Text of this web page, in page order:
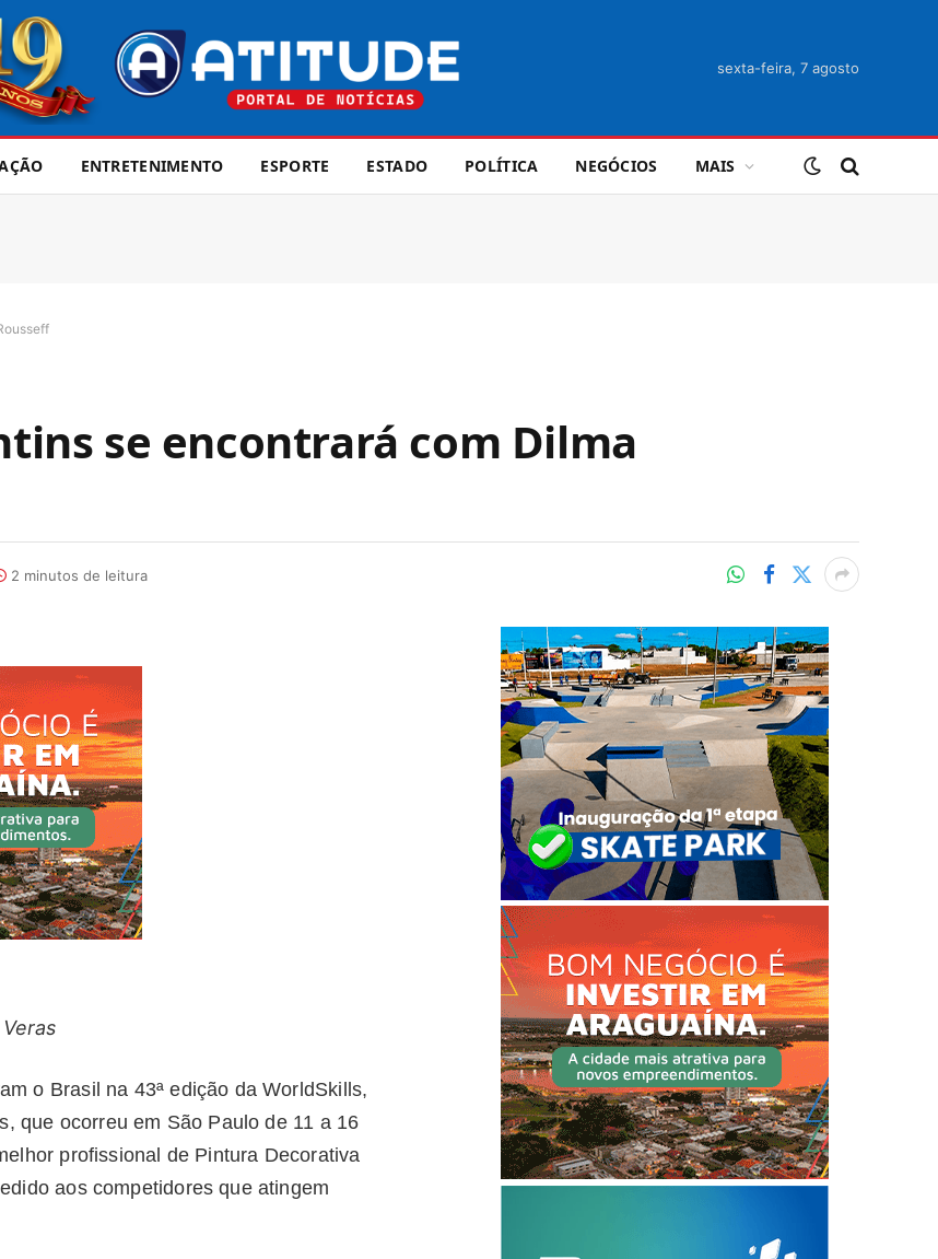
sexta-feira, 7 agosto
ENTRETENIMENTO ESPORTE ESTADO POLÍTICA NEGÓCIOS MAIS
se encontrará com Dilma
2 minutos de leitura
o Brasil na 43ª edição da WorldSkills,
que ocorreu em São Paulo de 11 a 16
profissional de Pintura Decorativa
aos competidores que atingem